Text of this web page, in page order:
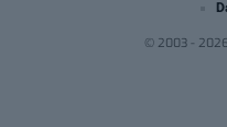
© 2003 - 2026